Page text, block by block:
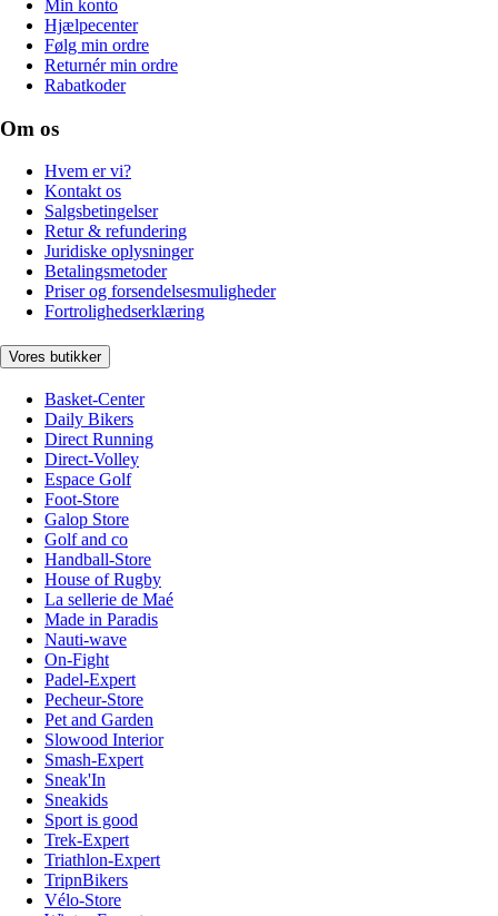
Min konto
Hjælpecenter
Følg min ordre
Returnér min ordre
Rabatkoder
Om os
Hvem er vi?
Kontakt os
Salgsbetingelser
Retur & refundering
Juridiske oplysninger
Betalingsmetoder
Priser og forsendelsesmuligheder
Fortrolighedserklæring
Vores butikker
Basket-Center
Daily Bikers
Direct Running
Direct-Volley
Espace Golf
Foot-Store
Galop Store
Golf and co
Handball-Store
House of Rugby
La sellerie de Maé
Made in Paradis
Nauti-wave
On-Fight
Padel-Expert
Pecheur-Store
Pet and Garden
Slowood Interior
Smash-Expert
Sneak'In
Sneakids
Sport is good
Trek-Expert
Triathlon-Expert
TripnBikers
Vélo-Store